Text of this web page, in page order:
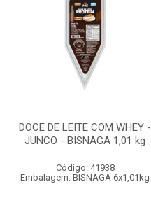
DOCE DE LEITE COM WHEY -
JUNCO - BISNAGA 1,01 kg
Código: 41938
Embalagem: BISNAGA 6x1,01kg